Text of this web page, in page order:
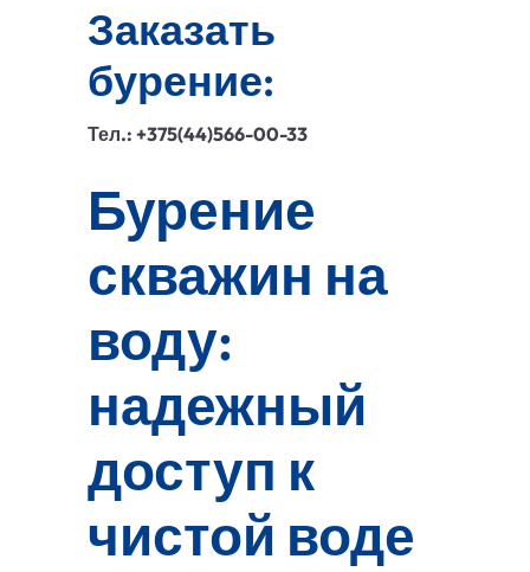
Заказать
бурение:
Тел.: +375(44)566-00-33
Бурение
скважин на
воду:
надежный
доступ к
чистой воде